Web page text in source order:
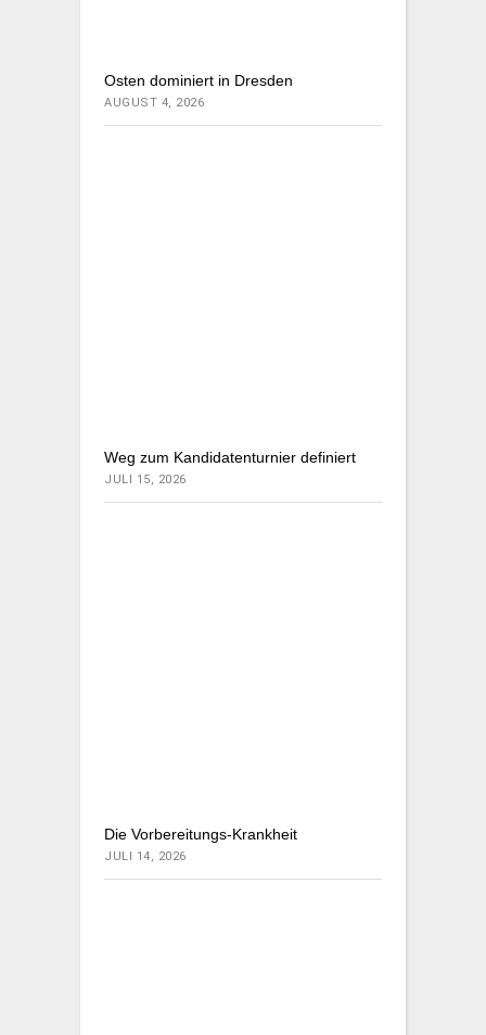
Osten dominiert in Dresden
AUGUST 4, 2026
Weg zum Kandidatenturnier definiert
JULI 15, 2026
Die Vorbereitungs-Krankheit
JULI 14, 2026